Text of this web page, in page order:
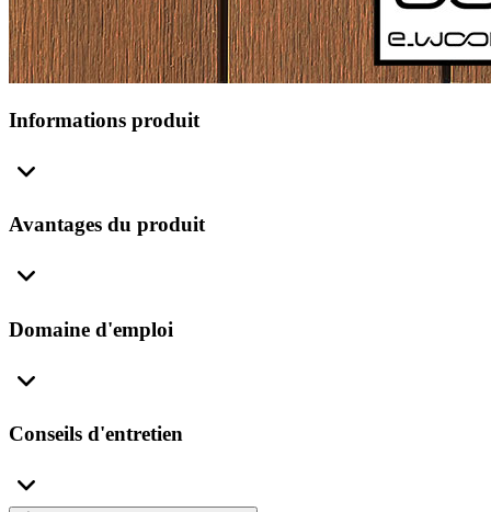
Informations produit
Avantages du produit
Domaine d'emploi
Conseils d'entretien